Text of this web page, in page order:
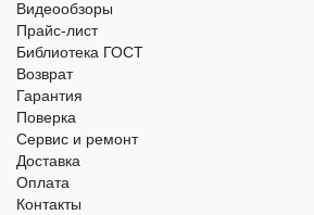
Видеообзоры
Прайс-лист
Библиотека ГОСТ
Возврат
Гарантия
Поверка
Сервис и ремонт
Доставка
Оплата
Контакты